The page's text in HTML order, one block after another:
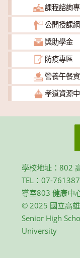
課程諮詢
公開授課網
獎助學金
防疫專區
營養午餐
孝道資源
學校地址：802
TEL：07-
導室803 健康中
© 2025 國立高
Senior High
University